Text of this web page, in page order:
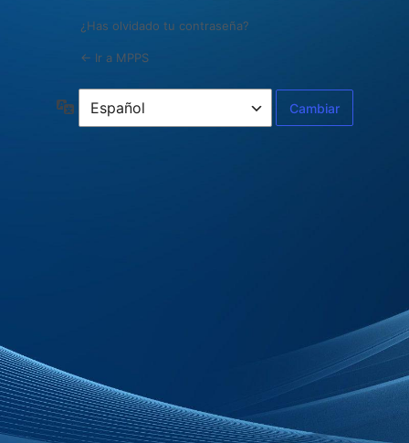
¿Has olvidado tu contraseña?
← Ir a MPPS
Idioma